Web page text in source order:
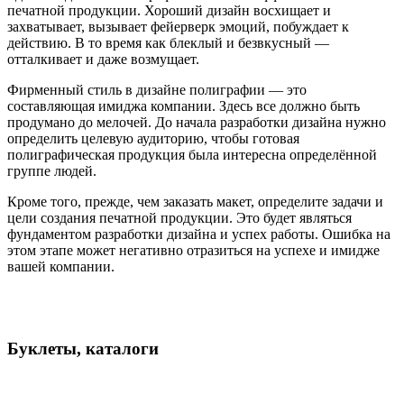
печатной продукции. Хороший дизайн восхищает и
захватывает, вызывает фейерверк эмоций, побуждает к
действию. В то время как блеклый и безвкусный —
отталкивает и даже возмущает.
Фирменный стиль в дизайне полиграфии — это
составляющая имиджа компании. Здесь все должно быть
продумано до мелочей. До начала разработки дизайна нужно
определить целевую аудиторию, чтобы готовая
полиграфическая продукция была интересна определённой
группе людей.
Кроме того, прежде, чем заказать макет, определите задачи и
цели создания печатной продукции. Это будет являться
фундаментом разработки дизайна и успех работы. Ошибка на
этом этапе может негативно отразиться на успехе и имидже
вашей компании.
Буклеты, каталоги